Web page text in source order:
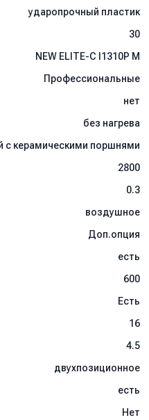
ударопрочный пластик
30
NEW ELITE-C I1310P M
Профессиональные
нет
без нагрева
c керамическими поршнями
2800
0.3
воздушное
Доп.опция
есть
600
Есть
16
4.5
двухпозиционное
есть
Нет